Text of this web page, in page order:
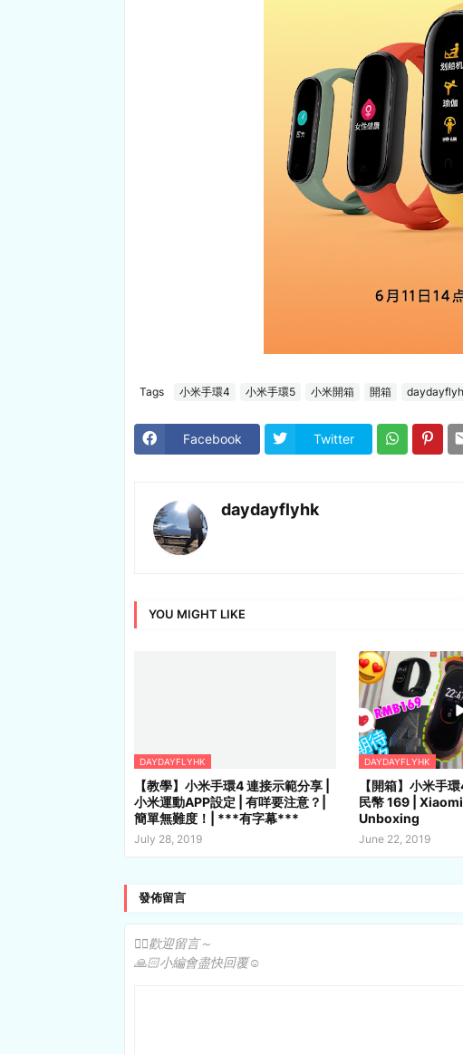
Tags 小米手環4 小米手環5 小米開箱 開箱
Facebook Twitter
daydayflyhk
YOU MIGHT LIKE
DAYDAYFLYHK
【教學】小米手環4 連接示範分享 |
小米運動APP設定 | 有咩要注意？|
簡單無難度！| ***有字幕***
July 28, 2019
DAYDAYFLYHK
【開箱】小米手
民幣 169 |
Unboxing
June 22, 2019
發佈留言
✍🏻歡迎留言～
🙏🏻小編會盡快回覆☺️